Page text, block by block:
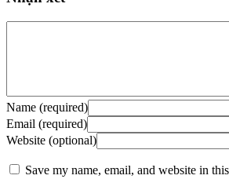
Name (required)
Email (required)
Website (optional)
Save my name, email, and website in